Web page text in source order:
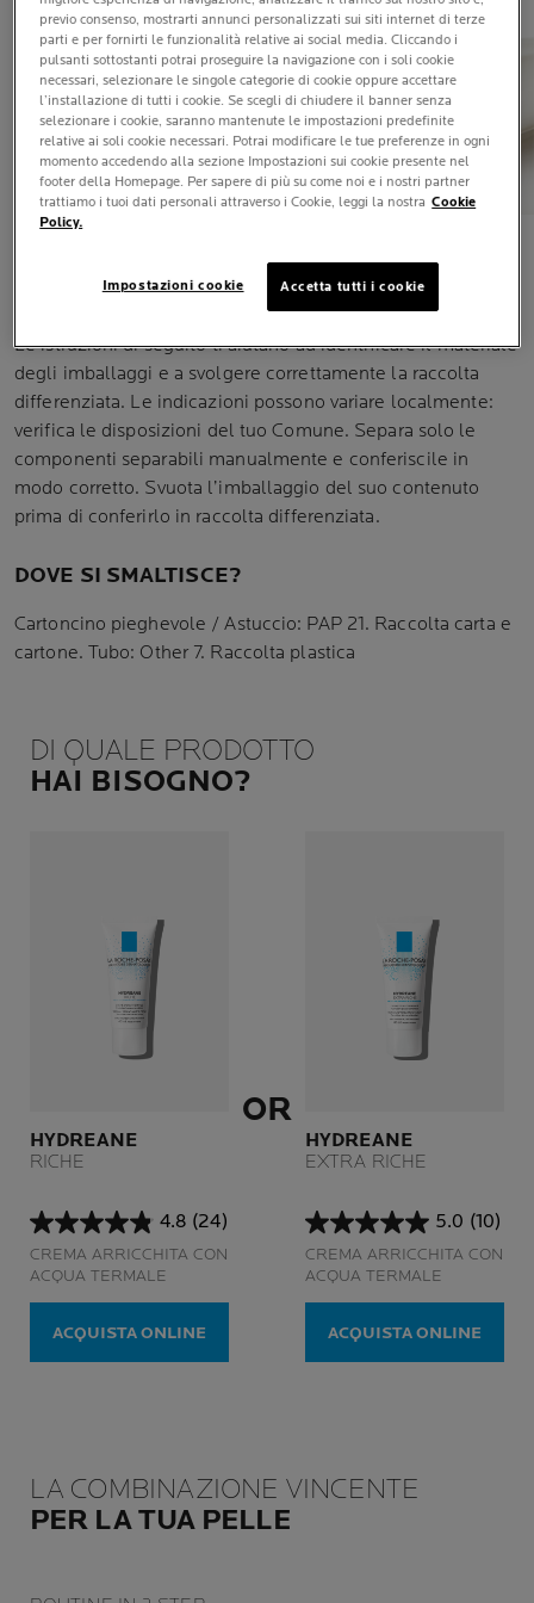
VEDI TUTTI GLI INGREDIENTI
INDICAZIONI PER LA RACCOLTA
DIFFERENZIATA
Le istruzioni di seguito ti aiutano ad identificare il materiale
degli imballaggi e a svolgere correttamente la raccolta
differenziata. Le indicazioni possono variare localmente:
verifica le disposizioni del tuo Comune. Separa solo le
componenti separabili manualmente e conferiscile in
modo corretto. Svuota l’imballaggio del suo contenuto
prima di conferirlo in raccolta differenziata.
DOVE SI SMALTISCE?
Cartoncino pieghevole / Astuccio: PAP 21. Raccolta carta e
cartone. Tubo: Other 7. Raccolta plastica
DI QUALE PRODOTTO
HAI BISOGNO?
HYDREANE
RICHE
4.8 (24)
4.8
su
5
stelle.
recensioni
CREMA ARRICCHITA CON
ACQUA TERMALE
ACQUISTA ONLINE
OR
HYDREANE
EXTRA RICHE
5.0 (10)
5.0
su
5
stelle.
recensioni
CREMA ARRICCHITA CON
ACQUA TERMALE
ACQUISTA ONLINE
LA COMBINAZIONE VINCENTE
PER LA TUA PELLE
previo consenso, mostrarti annunci personalizzati sui siti internet di terze
parti e per fornirti le funzionalità relative ai social media. Cliccando i
pulsanti sottostanti potrai proseguire la navigazione con i soli cookie
necessari, selezionare le singole categorie di cookie oppure accettare
l’installazione di tutti i cookie. Se scegli di chiudere il banner senza
selezionare i cookie, saranno mantenute le impostazioni predefinite
relative ai soli cookie necessari. Potrai modificare le tue preferenze in ogni
momento accedendo alla sezione Impostazioni sui cookie presente nel
footer della Homepage. Per sapere di più su come noi e i nostri partner
trattiamo i tuoi dati personali attraverso i Cookie, leggi la nostra Cookie
Policy.
Impostazioni cookie Accetta tutti i cookie